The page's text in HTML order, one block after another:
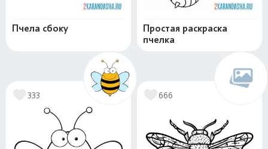
Пчела сбоку
Простая раскраска
пчелка
333 666